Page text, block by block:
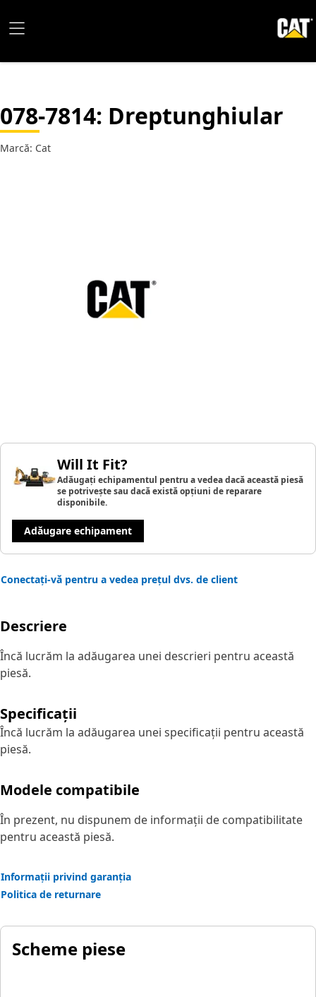
078-7814: Dreptunghiular
Marcă: Cat
Will It Fit?
Adăugați echipamentul pentru a vedea dacă această piesă
se potrivește sau dacă există opțiuni de reparare
disponibile.
Adăugare echipament
Conectați-vă pentru a vedea prețul dvs. de client
Descriere
Încă lucrăm la adăugarea unei descrieri pentru această
piesă.
Specificații
Încă lucrăm la adăugarea unei specificații pentru această
piesă.
Modele compatibile
În prezent, nu dispunem de informații de compatibilitate
pentru această piesă.
Informații privind garanția
Politica de returnare
Scheme piese